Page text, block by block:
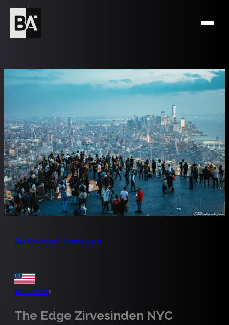
Bu fotoğrafı lisanslayın
NewYork›
The Edge Zirvesinden NYC